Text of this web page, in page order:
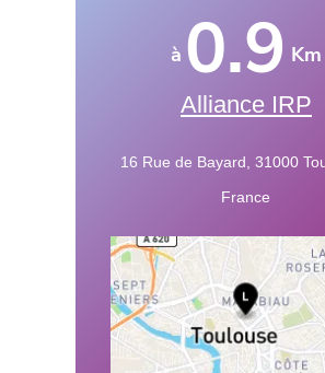
à 0.9 Km
Alliance IRP
16 Rue de Bayard, 31000
France